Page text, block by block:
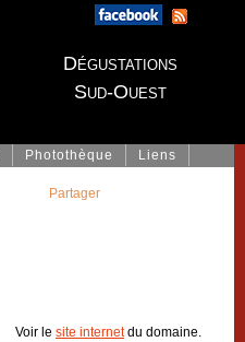
Dégustations
Sud-Ouest
Photothèque Liens
Voir le site internetdu domaine.
Partager